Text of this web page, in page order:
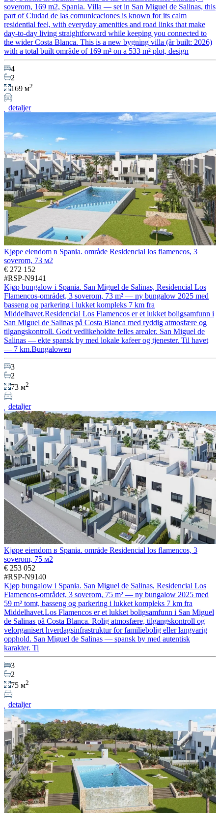
soverom, 169 m2, Spania. Villa — set in San Miguel de Salinas, this
part of Ciudad de las comunicaciones is known for its calm
residential feel, with everyday amenities and road links that make
day-to-day living straightforward while keeping you connected to
the wider Costa Blanca. This is a new bygning villa (år built: 2026)
with a total built område of 169 m² on a 533 m² plot, design
4
2
169 м2
detaljer
Kjøpe eiendom в Spania. område Residencial los flamencos, 3
soverom, 73 м2
€ 272 152
#RSP-N9141
Kjøp bungalow i Spania. San Miguel de Salinas, Residencial Los
Flamencos-området, 3 soverom, 73 m² — ny bungalow 2025 med
basseng og parkering i lukket kompleks 7 km fra
Middelhavet.Residencial Los Flamencos er et lukket boligsamfunn i
San Miguel de Salinas på Costa Blanca med ryddig atmosfære og
tilgangskontroll. Godt vedlikeholdte felles arealer. San Miguel de
Salinas — ekte spansk by med lokale kafeer og tjenester. Til havet
— 7 km.Bungalowen
3
2
73 м2
detaljer
Kjøpe eiendom в Spania. område Residencial los flamencos, 3
soverom, 75 м2
€ 253 052
#RSP-N9140
Kjøp bungalow i Spania. San Miguel de Salinas, Residencial Los
Flamencos-området, 3 soverom, 75 m² — ny bungalow 2025 med
59 m² tomt, basseng og parkering i lukket kompleks 7 km fra
Middelhavet.Los Flamencos er et lukket boligsamfunn i San Miguel
de Salinas på Costa Blanca. Rolig atmosfære, tilgangskontroll og
velorganisert hverdagsinfrastruktur for familiebolig eller langvarig
opphold. San Miguel de Salinas — spansk by med autentisk
karakter. Ti
3
2
75 м2
detaljer